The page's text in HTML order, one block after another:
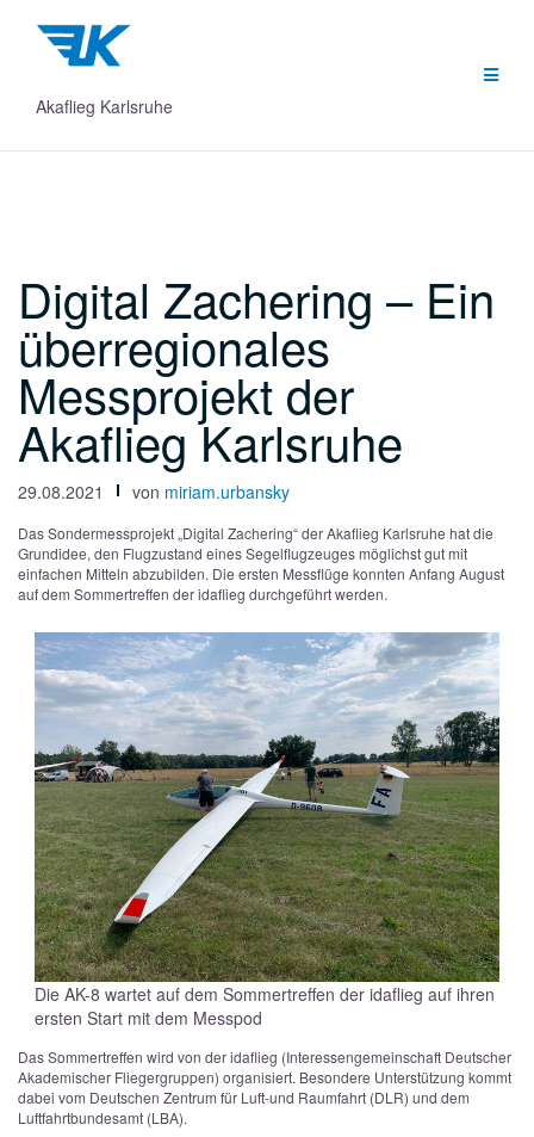
Inhalt
springen
Akaflieg Karlsruhe
Digital Zachering – Ein
überregionales
Messprojekt der
Akaflieg Karlsruhe
29.08.2021 von miriam.urbansky
Das Sondermessprojekt „Digital Zachering“ der Akaflieg Karlsruhe hat die
Grundidee, den Flugzustand eines Segelflugzeuges möglichst gut mit
einfachen Mitteln abzubilden. Die ersten Messflüge konnten Anfang August
auf dem Sommertreffen der idaflieg durchgeführt werden.
Die AK-8 wartet auf dem Sommertreffen der idaflieg auf ihren
ersten Start mit dem Messpod
Das Sommertreffen wird von der idaflieg (Interessengemeinschaft Deutscher
Akademischer Fliegergruppen) organisiert. Besondere Unterstützung kommt
dabei vom Deutschen Zentrum für Luft-und Raumfahrt (DLR) und dem
Luftfahrtbundesamt (LBA).